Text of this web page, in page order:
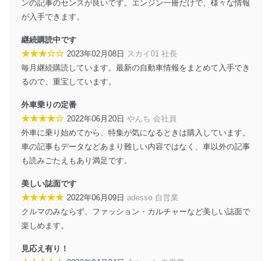
ーザーアカウント制御）により、個人情報データ
ベース等を取り扱う情報システムを使用する従業
外部からの不正アクセス等の防止
個人データを取り扱う機器等のオペレーティング
システムを最新の状態に保持しています。
ソフトウェア等を導入し、自動更新 機能等の活用
により、これを最新状態としています。
情報システムの使用に伴う漏洩等の防止
メール等により個人データの含まれるファイルを
送信する場合に、当該ファイルへのパスワードを
個人情報保護マネジメントシステムの継続的改善
当社は、内部監査及びマネジメントレビューの機会を通
じて、個人情報保護マネジメントシステムを継続的に改
ンの記事のセンスが良いです。エンジン一冊だけで、様々な情報
が入手できます。
継続購読中です
★★★☆☆ 2023年02月08日 スカイ01 社長
毎月継続購読しています。最新の自動車情報をまとめて入手でき
るので、重宝しています。
外車乗りの定番
★★★★☆ 2022年06月20日 やんち 会社員
外車に乗り始めてから、特集が気になるときは購入しています。
車の記事もデータなどあまり難しい内容ではなく、車以外の記事
も読みごたえもあり満足です。
美しい誌面です
★★★★★ 2022年06月09日 adesso 自営業
クルマのみならず、ファッション・カルチャーなど美しい誌面で
楽しめます。
見応え有り！